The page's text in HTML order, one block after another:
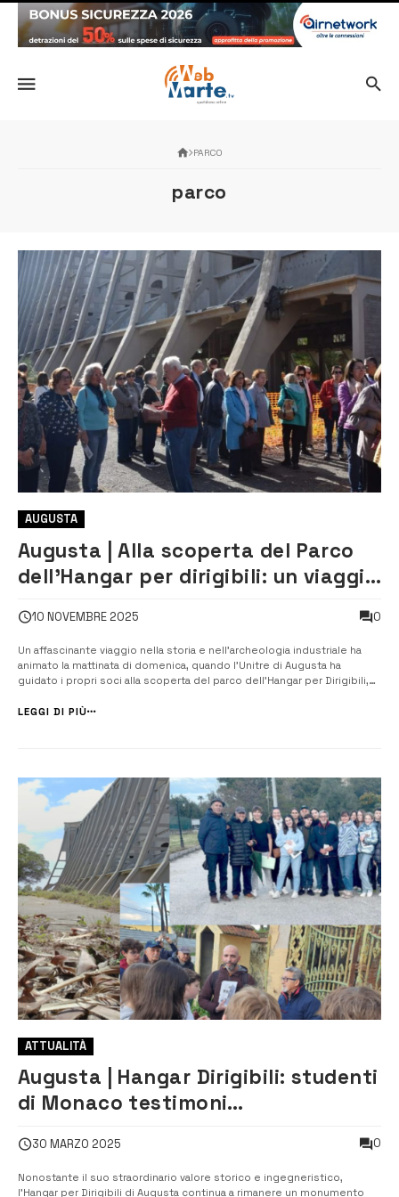
PARCO
parco
AUGUSTA
Augusta | Alla scoperta del Parco
dell’Hangar per dirigibili: un viaggio
10 NOVEMBRE 2025 0
Un affascinante viaggio nella storia e nell’archeologia industriale ha
animato la mattinata di domenica, quando l’Unitre di Augusta ha
guidato i propri soci alla scoperta del parco dell’Hangar per Dirigibili,
inserita nel calendario del Festival “Le Vie dei Tesori” 2025,...
LEGGI DI PIÙ
ATTUALITÀ
Augusta | Hangar Dirigibili: studenti
di Monaco testimoni
Patrimonio dell’Umanità
30 MARZO 2025 0
Nonostante il suo straordinario valore storico e ingegneristico,
l’Hangar per Dirigibili di Augusta continua a rimanere un monumento